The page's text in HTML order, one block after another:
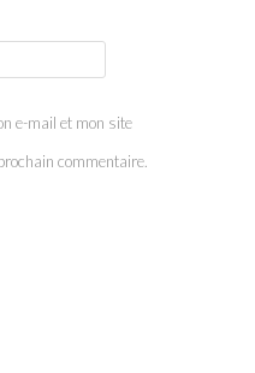
e-mail et mon site
commentaire.